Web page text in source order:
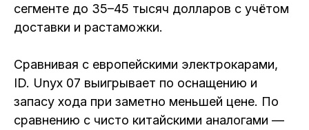
сегменте до 35–45 тысяч долларов с учётом
доставки и растаможки.
Сравнивая с европейскими электрокарами,
ID. Unyx 07 выигрывает по оснащению и
запасу хода при заметно меньшей цене. По
сравнению с чисто китайскими аналогами —